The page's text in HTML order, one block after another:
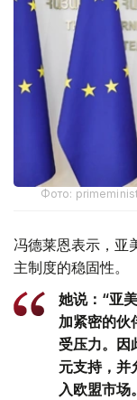
Фото:
冯德莱恩表示，亚
主制度的稳固性。
她说：“亚
加紧密的伙
受压力。
元支持，
入欧盟市